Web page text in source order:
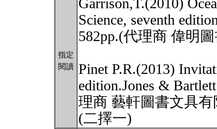
指定
閱讀
Garrison,T.(2010)
Science, seventh
582pp.(代理商 偉明
Pinet P.R.(2013)
edition.Jones &
理商 藝軒圖書文具
(二擇一)